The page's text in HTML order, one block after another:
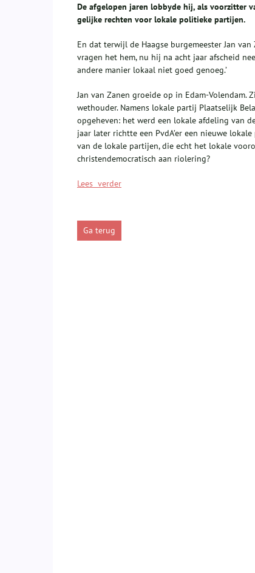
De afgelopen jaren lobbyde hij, als voorzitter
gelijke rechten voor lokale politieke partijen.
En dat terwijl de Haagse burgemeester Jan
vragen het hem, nu hij na acht jaar afscheid
andere manier lokaal niet goed genoeg.’
Jan van Zanen groeide op in Edam-Volendam.
wethouder. Namens lokale partij Plaatselijk
opgeheven: het werd een lokale afdeling van
jaar later richtte een PvdA’er een nieuwe
van de lokale partijen, die echt het lokale
christendemocratisch aan riolering?
Lees verder
Ga terug